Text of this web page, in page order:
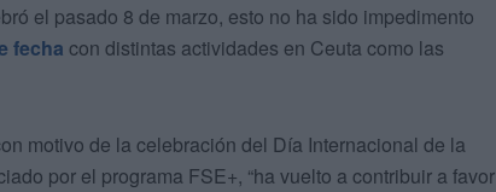
el pasado 8 de marzo, esto no ha sido impedimento
fecha con distintas actividades en Ceuta como las
motivo de la celebración del Día Internacional de la
por el programa FSE+, “ha vuelto a contribuir a favor